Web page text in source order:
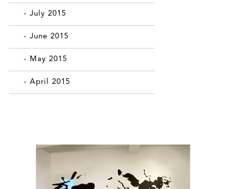
- July 2015
- June 2015
- May 2015
- April 2015